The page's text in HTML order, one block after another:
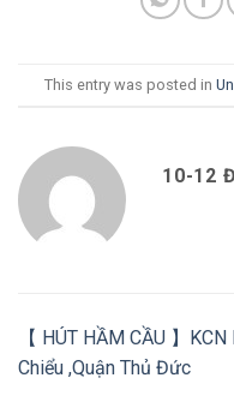
This entry was posted in
10-12
【 HÚT HẦM CẦU 】KCN
Chiểu ,Quận Thủ Đức